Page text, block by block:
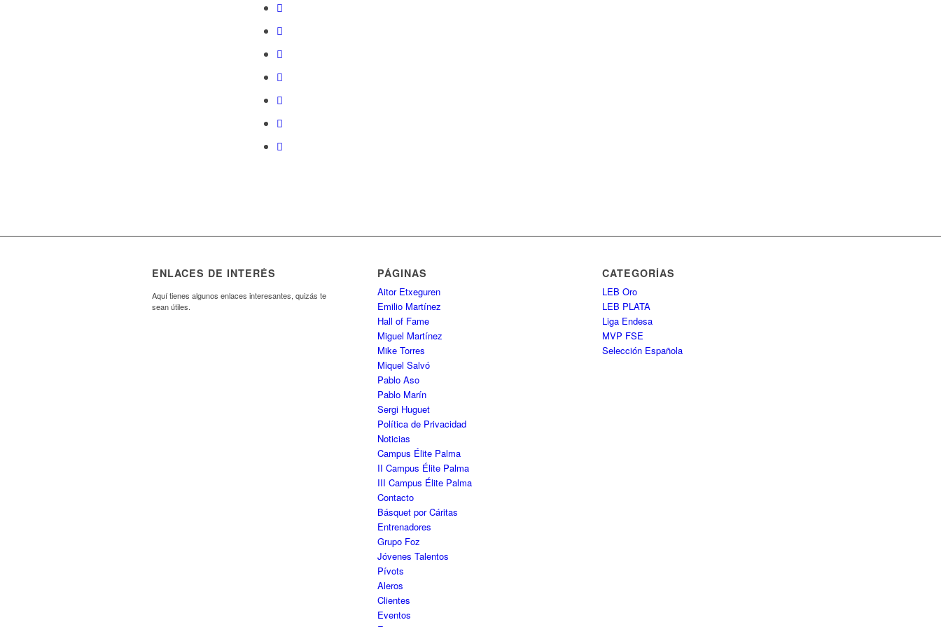
ENLACES DE INTERÉS
Aquí tienes algunos enlaces interesantes, quizás te
sean útiles.
PÁGINAS
Aitor Etxeguren
Emilio Martínez
Hall of Fame
Miguel Martínez
Mike Torres
Miquel Salvó
Pablo Aso
Pablo Marín
Sergi Huguet
Política de Privacidad
Noticias
Campus Élite Palma
II Campus Élite Palma
III Campus Élite Palma
Contacto
Básquet por Cáritas
Entrenadores
Grupo Foz
Jóvenes Talentos
Pívots
Aleros
Clientes
Eventos
CATEGORÍAS
LEB Oro
LEB PLATA
Liga Endesa
MVP FSE
Selección Española